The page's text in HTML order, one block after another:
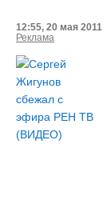
12:55, 20 мая 2011
Реклама